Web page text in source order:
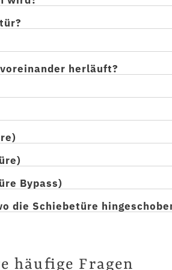
herläuft?
Bypass)
die Schiebetüre
häufige Fragen